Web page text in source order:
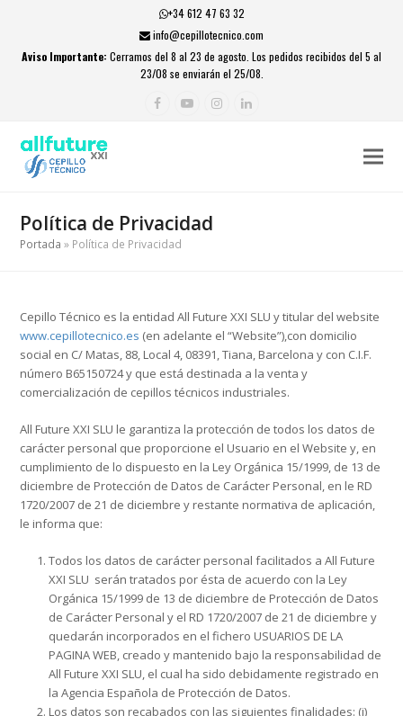
+34 612 47 63 32
info@cepillotecnico.com
Aviso Importante: Cerramos del 8 al 23 de agosto. Los pedidos recibidos del 5 al
23/08 se enviarán el 25/08.
Facebook
YouTubeInstagramLinkedIn
Política de Privacidad
Portada » Política de Privacidad
Cepillo Técnico es la entidad All Future XXI SLU y titular del website
www.cepillotecnico.es (en adelante el “Website”),con domicilio
social en C/ Matas, 88, Local 4, 08391, Tiana, Barcelona y con C.I.F.
número B65150724 y que está destinada a la venta y
comercialización de cepillos técnicos industriales.
All Future XXI SLU le garantiza la protección de todos los datos de
carácter personal que proporcione el Usuario en el Website y, en
cumplimiento de lo dispuesto en la Ley Orgánica 15/1999, de 13 de
diciembre de Protección de Datos de Carácter Personal, en le RD
1720/2007 de 21 de diciembre y restante normativa de aplicación,
le informa que:
Todos los datos de carácter personal facilitados a All Future
XXI SLU serán tratados por ésta de acuerdo con la Ley
Orgánica 15/1999 de 13 de diciembre de Protección de Datos
de Carácter Personal y el RD 1720/2007 de 21 de diciembre y
quedarán incorporados en el fichero USUARIOS DE LA
PAGINA WEB, creado y mantenido bajo la responsabilidad de
All Future XXI SLU, el cual ha sido debidamente registrado en
la Agencia Española de Protección de Datos.
Los datos son recabados con las siguientes finalidades: (i)